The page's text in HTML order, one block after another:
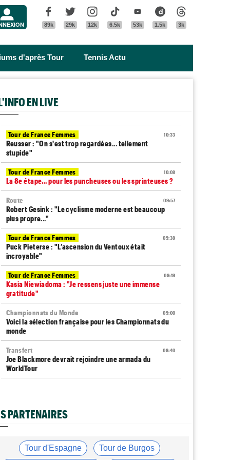
Facebook
89k
Twitter
29k
Instagram
12k
Tik Tok
6.5k
Youtube
53k
Dailymotion
1.5k 3k
d'après Tour Tennis Actu
EN LIVE
10:33
Tour de France Femmes
Reusser : "On s'est trop regardées... tellement
stupide"
10:08
Tour de France Femmes
La 8e étape… pour les puncheuses ou les sprinteuses ?
09:57
Route
Robert Gesink : "Le cyclisme moderne est beaucoup
plus propre..."
09:38
Tour de France Femmes
Puck Pieterse : "L’ascension du Ventoux était
incroyable"
09:19
Tour de France Femmes
Kasia Niewiadoma : "Je ressens juste une immense
gratitude"
09:00
Championnats du Monde
Voici la sélection française pour les Championnats du
monde
08:40
Transfert
Joe Blackmore devrait rejoindre une armada du
WorldTour
Tour de France Femmes
Tour
PARTENAIRES
Tour d'Espagne Tour de Burgos